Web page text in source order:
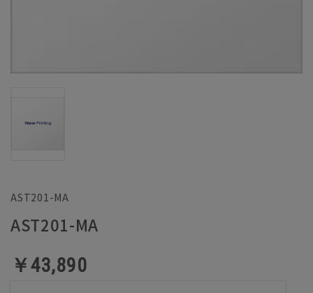
AST201-MA
AST201-MA
￥43,890